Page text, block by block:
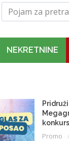
NEKRETNINE
Promo